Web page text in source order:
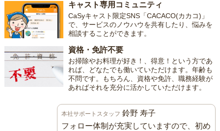
キャスト専用コミュニティ
CaSyキャスト限定SNS「CACACO(カカコ)」
で、サービスのノウハウを共有したり、悩みを
相談することができます。
資格・免許不要
お掃除やお料理が好き！、得意！という方であ
れば、どなたでも働いていただけます。年齢も
不問です。もちろん、資格や免許、職務経験が
あればそれを充分に活かしていただけます。
本社サポートスタッフ 鈴野 寿子
フォロー体制が充実していますので、初め